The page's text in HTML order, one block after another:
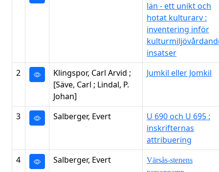
län - ett unikt och
hotat kulturarv :
inventering inför
insatser
2
Klingspor, Carl Arvid ;
[Säve, Carl ; Lindal, P.
Johan]
Jumkil eller Jomkil
3 Salberger, Evert
U 690 och U 695 :
inskrifternas
attribuering
4
Salberger, Evert
Värsås-stenens